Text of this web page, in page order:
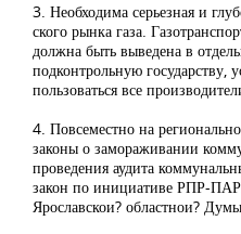
3. Необходима серьезная и
ского рынка газа.
должна быть выведена в
подконтрольную государству,
пользоваться все
4. Повсеместно на
законы о замораживании
проведения аудита
закон по инициативе РПР-
Ярославскои? областнои?